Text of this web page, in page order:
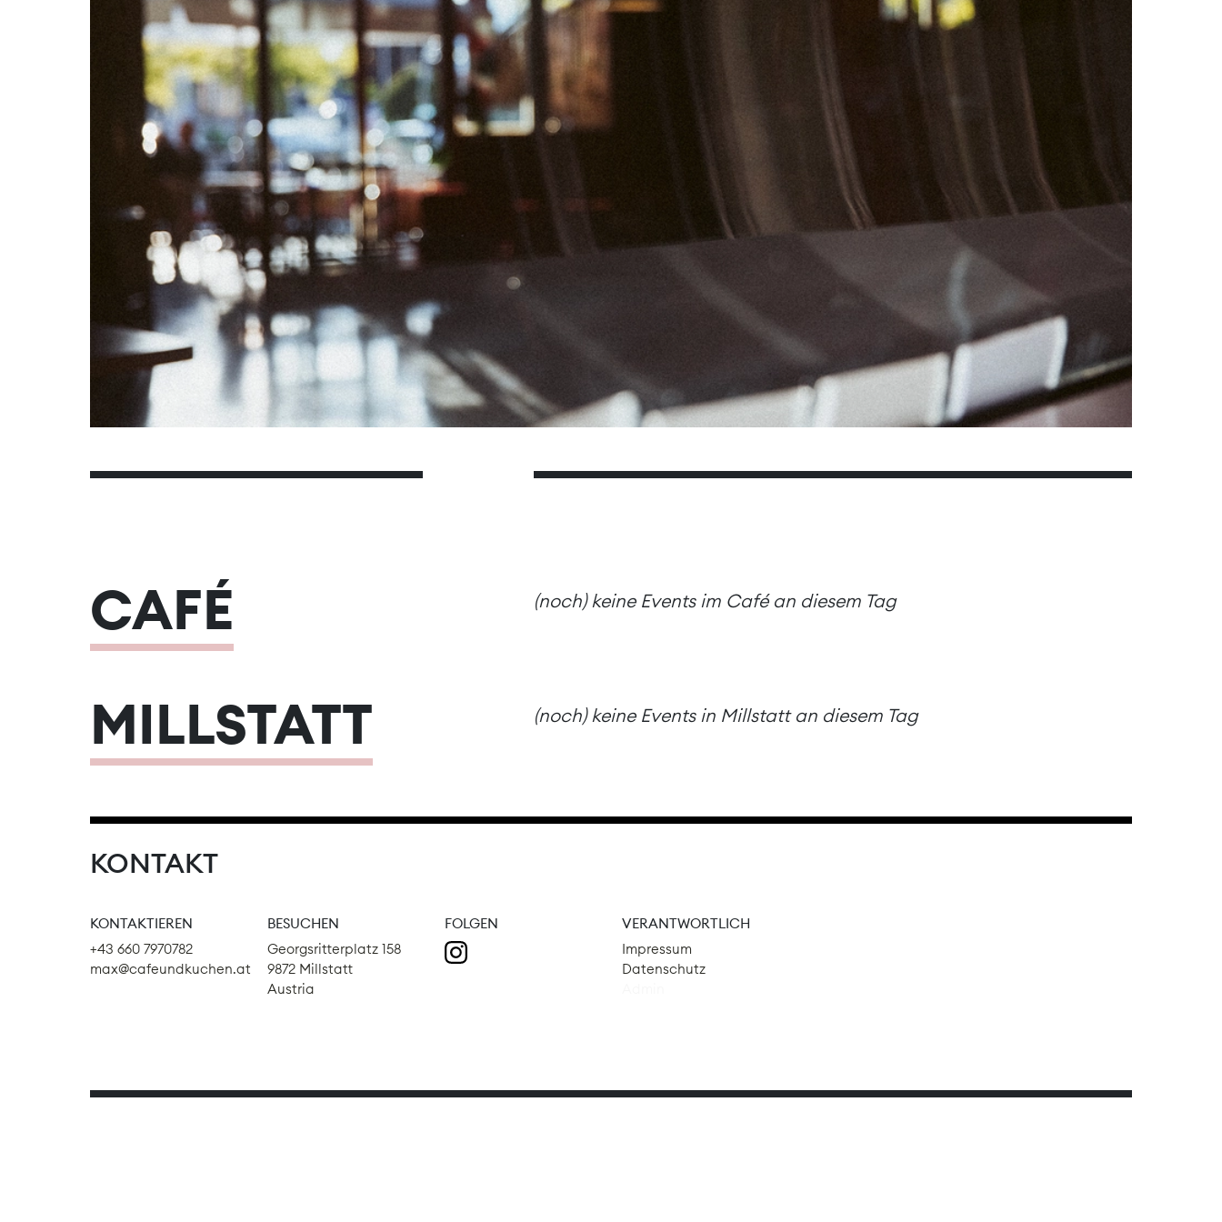
06
07 08 09
12
13
14 15 16 17 18
19
20
21 22 24
26
27
28 29 30 31
CAFÉ (noch) keine Events im Café an diesem Tag
MILLSTATT (noch) keine Events in Millstatt an diesem Tag
KONTAKT
KONTAKTIEREN
+43 660 7970782
max@cafeundkuchen.at
BESUCHEN
Georgsritterplatz 158
9872 Millstatt
Austria
FOLGEN
VERANTWORTLICH
Impressum
Datenschutz